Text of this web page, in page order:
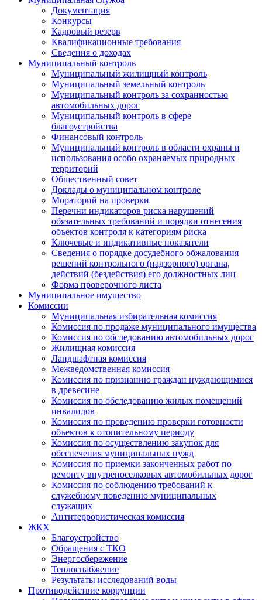
Документация
Конкурсы
Кадровый резерв
Квалификационные требования
Сведения о доходах
Муниципальный контроль
Муниципальный жилищный контроль
Муниципальный земельный контроль
Муниципальный контроль за сохранностью
автомобильных дорог
Муниципальный контроль в сфере
благоустройства
Финансовый контроль
Муниципальный контроль в области охраны и
использования особо охраняемых природных
территорий
Общественный совет
Доклады о муниципальном контроле
Мораторий на проверки
Перечни индикаторов риска нарушений
обязательных требований и порядки отнесения
объектов контроля к категориям риска
Ключевые и индикативные показатели
Сведения о порядке досудебного обжалования
решений контрольного (надзорного) органа,
действий (бездействия) его должностных лиц
Форма проверочного листа
Муниципальное имущество
Комиссии
Муниципальная избирательная комиссия
Комиссия по продаже муниципального имущества
Комиссия по обследованию автомобильных дорог
Жилищная комиссия
Ландшафтная комиссия
Межведомственная комиссия
Комиссия по признанию граждан нуждающимися
в древесине
Комиссия по обследованию жилых помещений
инвалидов
Комиссия по проведению проверки готовности
объектов к отопительному периоду
Комиссия по осуществлению закупок для
обеспечения муниципальных нужд
Комиссия по приемки законченных работ по
ремонту внутрепоселковых автомобильных дорог
Комиссия по соблюдению требований к
служебному поведению муниципальных
служащих
Антитеррористическая комиссия
ЖКХ
Благоустройство
Обращения с ТКО
Энергосбережение
Теплоснабжение
Результаты исследований воды
Противодействие коррупции